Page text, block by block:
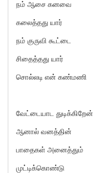
நம் ஆசை கனவை
கலைத்தது யார்
நம் குருவி கூட்டை
சிதைத்தது யார்
சொல்லடி என் கண்மணி
வேட்டையாட துடிக்கிறேன்
ஆனால் வனத்தின்
பாதைகள் அனைத்தும்
முட்டிக்கொண்டு